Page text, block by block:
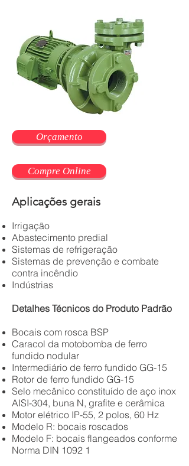
Orçamento
Compre Online
Aplicações gerais
Irrigação
Abastecimento predial
Sistemas de refrigeração
Sistemas de prevenção e combate
contra incêndio
Indústrias
Detalhes Técnicos do Produto Padrão
Bocais com rosca BSP
Caracol da motobomba de ferro
fundido nodular
Intermediário de ferro fundido GG-15
Rotor de ferro fundido GG-15
Selo mecânico constituído de aço inox
AISI-304, buna N, grafite e cerâmica
Motor elétrico IP-55, 2 polos, 60 Hz
Modelo R: bocais roscados
Modelo F: bocais flangeados conforme
Norma DIN 1092 1